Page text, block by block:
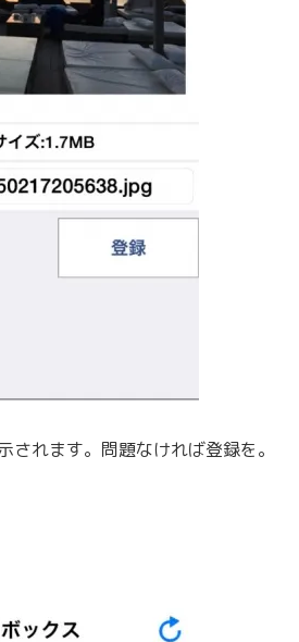
されます。問題なければ登録を。